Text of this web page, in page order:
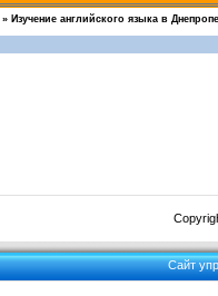
» Изучение английского языка в
Сайт